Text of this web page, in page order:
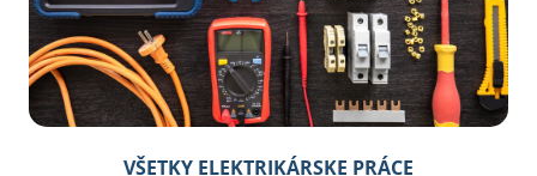
VŠETKY ELEKTRIKÁRSKE PRÁCE